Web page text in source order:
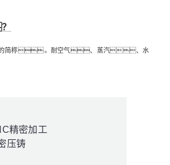
的简称。耐空气、蒸汽、水
精密加工
压铸